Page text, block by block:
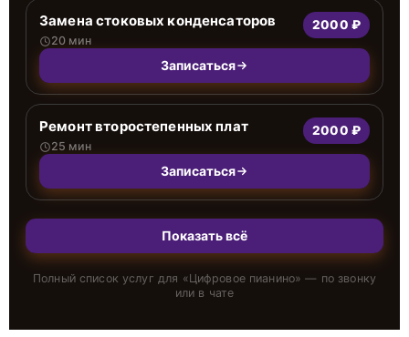
Замена стоковых конденсаторов
20 мин
2000 ₽
Записаться
Ремонт второстепенных плат
25 мин
2000 ₽
Записаться
Показать всё
Полный список услуг для «Цифровое пианино» — по звонку
или в чате